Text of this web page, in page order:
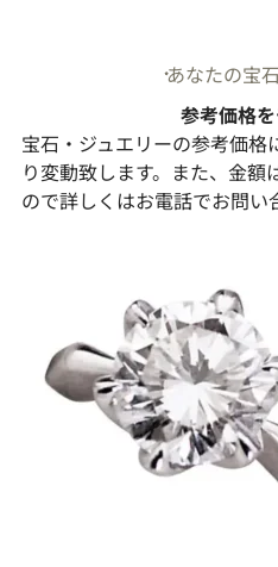
あなたの宝
参考価格
宝石・ジュエリーの参考価格
り変動致します。また、金額
ので詳しくはお電話でお問い